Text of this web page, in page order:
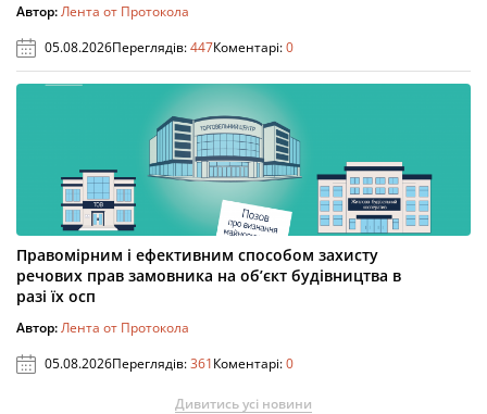
Автор:Лента от Протокола
05.08.2026Переглядів:447Коментарі:0
Правомірним і ефективним способом захисту
речових прав замовника на об’єкт будівництва в
разі їх осп
Автор:Лента от Протокола
05.08.2026Переглядів:361Коментарі:0
Дивитись усі новини